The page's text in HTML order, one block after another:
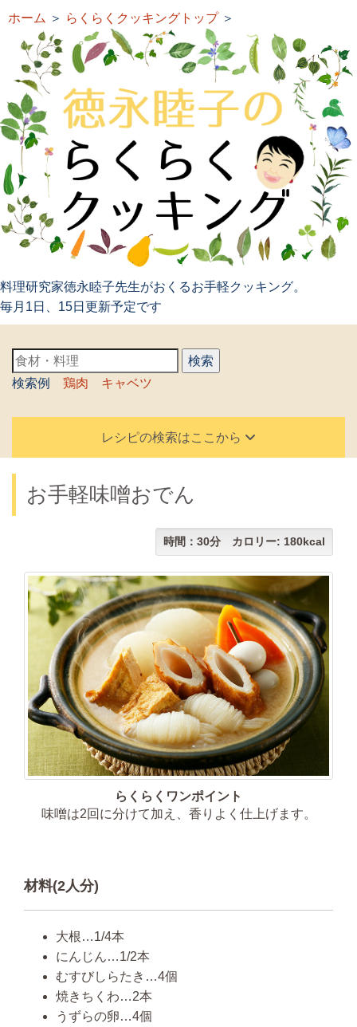
ホーム ＞ らくらくクッキングトップ＞
料理研究家徳永睦子先生がおくるお手軽クッキング。
毎月1日、15日更新予定です
検索例 鶏肉 キャベツ
レシピの検索はここから
お手軽味噌おでん
時間：30分 カロリー: 180kcal
らくらくワンポイント
味噌は2回に分けて加え、香りよく仕上げます。
材料(2人分)
大根…1/4本
にんじん…1/2本
むすびしらたき…4個
焼きちくわ…2本
うずらの卵…4個